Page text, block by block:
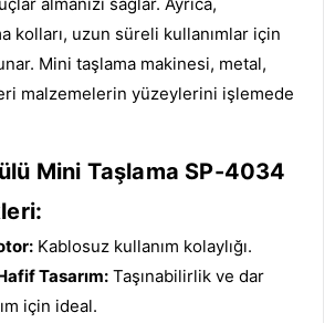
kolları, uzun süreli kullanımlar için
Mini taşlama makinesi, metal,
malzemelerin yüzeylerini işlemede
Mini Taşlama SP-4034
Kablosuz kullanım kolaylığı.
Tasarım: Taşınabilirlik ve dar
için ideal.